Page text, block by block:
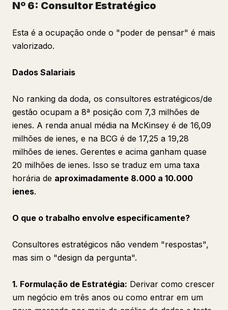
Nº 6: Consultor Estratégico
Esta é a ocupação onde o "poder de pensar" é mais
valorizado.
Dados Salariais
No ranking da doda, os consultores estratégicos/de
gestão ocupam a 8ª posição com 7,3 milhões de
ienes. A renda anual média na McKinsey é de 16,09
milhões de ienes, e na BCG é de 17,25 a 19,28
milhões de ienes. Gerentes e acima ganham quase
20 milhões de ienes. Isso se traduz em uma taxa
horária de aproximadamente 8.000 a 10.000
ienes.
O que o trabalho envolve especificamente?
Consultores estratégicos não vendem "respostas",
mas sim o "design da pergunta".
1. Formulação de Estratégia: Derivar como crescer
um negócio em três anos ou como entrar em um